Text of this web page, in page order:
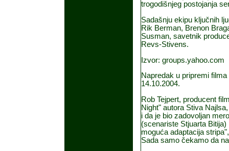
trogodišnjeg postojanja
Sadašnju ekipu ključnih
Rik Berman, Brenon
Susman, savetnik
Revs-Stivens.
Izvor:
Napredak u pripremi
14.10.2004.
Rob Tejpert, producent
Night" autora Stiva
i da je bio zadovoljan
(scenariste Stjuarta
moguća adaptacija
Sada samo čekamo da